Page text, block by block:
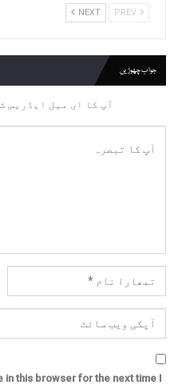
NEXT
جواب چھوڑیں
آپ کا ای میل ایڈریس
in this browser for the next time I